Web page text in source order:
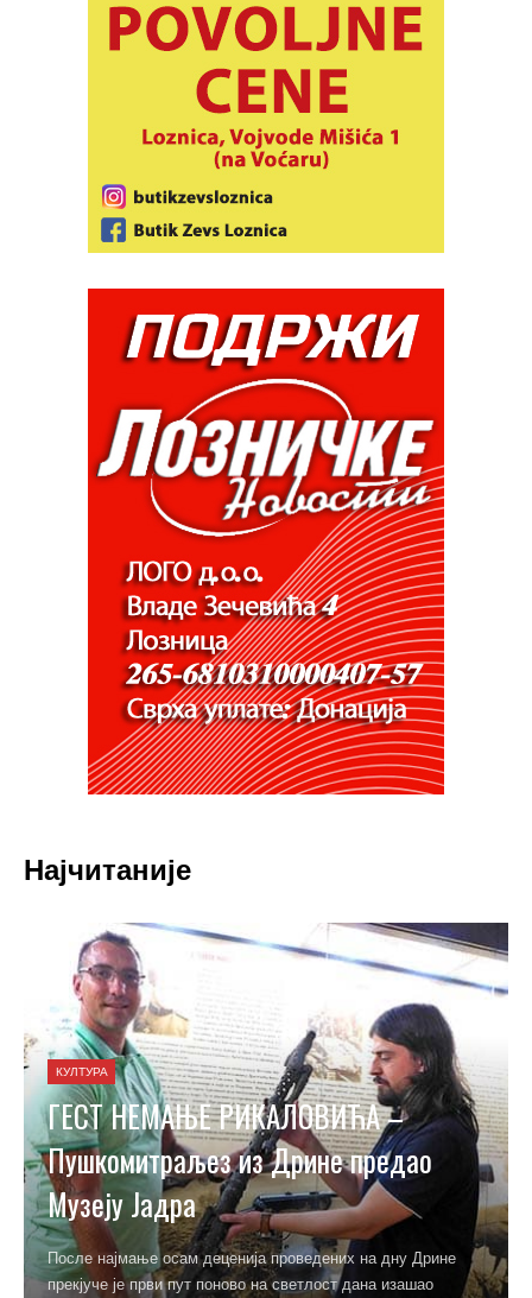
Најчитаније
КУЛТУРА
ГЕСТ НЕМАЊЕ РИКАЛОВИЋА –
Пушкомитраљез из Дрине предао
Музеју Јадра
После најмање осам деценија проведених на дну Дрине
прекјуче је први пут поново на светлост дана изашао